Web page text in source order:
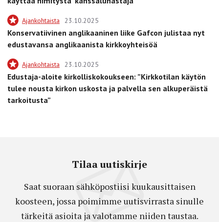
Ajankohtaista 23.10.2025
Konservatiivinen anglikaaninen liike Gafcon julistaa nyt
edustavansa anglikaanista kirkkoyhteisöä
Ajankohtaista 23.10.2025
Edustaja-aloite kirkolliskokoukseen: ”Kirkkotilan käytön
tulee nousta kirkon uskosta ja palvella sen alkuperäistä
tarkoitusta”
Tilaa uutiskirje
Saat suoraan sähköpostiisi kuukausittaisen
koosteen, jossa poimimme uutisvirrasta sinulle
tärkeitä asioita ja valotamme niiden taustaa.